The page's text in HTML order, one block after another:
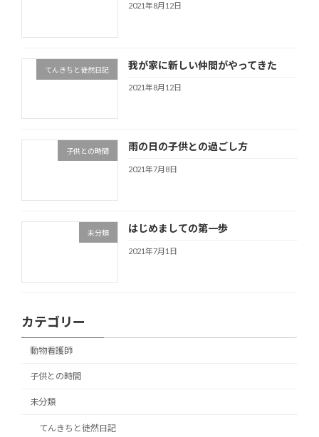
2021年8月12日
てんきちと徒然日記 我が家に新しい仲間がやってきた
2021年8月12日
子供との時間 雨の日の子供との過ごし方
2021年7月8日
未分類 はじめましての第一歩
2021年7月1日
カテゴリー
動物看護師
子供との時間
未分類
てんきちと徒然日記